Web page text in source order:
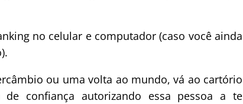
no celular e computador (caso você ainda
ou uma volta ao mundo, vá ao cartório
confiança autorizando essa pessoa a te